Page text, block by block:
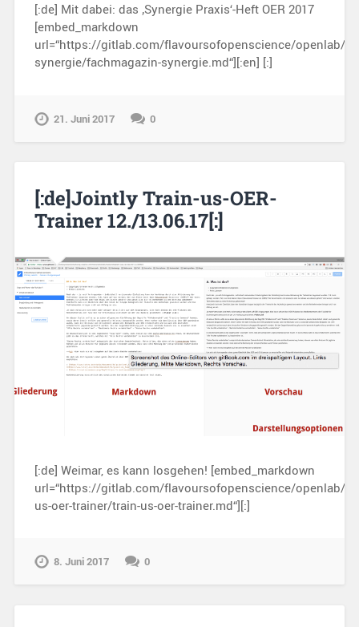
[:de] Mit dabei: das ‚Synergie Praxis‘-Heft OER 2017
[embed_markdown
url=“https://gitlab.com/flavoursofopenscience/openlab/
synergie/fachmagazin-synergie.md“][:en] [:]
21. Juni 2017 0
[:de]Jointly Train-us-OER-
Trainer 12./13.06.17[:]
[:de] Weimar, es kann losgehen! [embed_markdown
url=“https://gitlab.com/flavoursofopenscience/openlab/
us-oer-trainer/train-us-oer-trainer.md“][:]
8. Juni 2017 0